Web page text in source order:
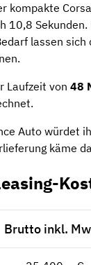
kompakte
lassen
Laufzeit von 48
Auto würdet
käme
Brutto inkl.